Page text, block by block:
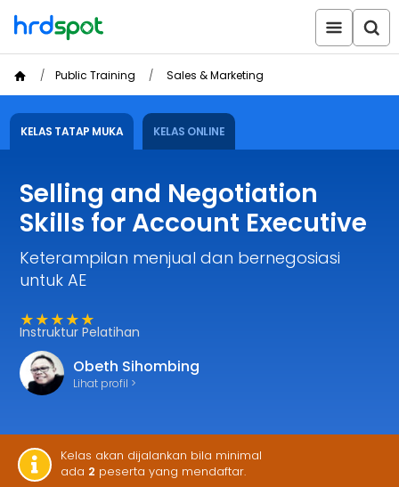
Public Training Sales & Marketing
KELAS TATAP MUKA KELAS ONLINE
Selling and Negotiation
Skills for Account Executive
Keterampilan menjual dan bernegosiasi
untuk AE
★★★★★
Instruktur Pelatihan
Obeth Sihombing
Lihat profil >
Kelas akan dijalankan bila minimal
ada 2 peserta yang mendaftar.